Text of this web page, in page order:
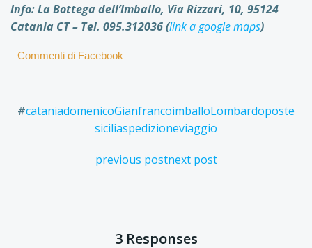
Info: La Bottega dell’Imballo, Via Rizzari, 10, 95124
Catania CT – Tel. 095.312036 (link a google maps)
Commenti di Facebook
#cataniadomenicoGianfrancoimballoLombardoposte
siciliaspedizioneviaggio
Post
previous postPost
next post
3 Responses